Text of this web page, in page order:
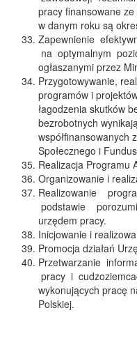
pracy finansowane
w danym roku są
Zapewnienie
na optymalnym
ogłaszanymi przez
Przygotowywanie,
programów i
łagodzenia skutków
bezrobotnych
współfinansowanych
Społecznego i
Realizacja Programu
Organizowanie i
Realizowanie
podstawie
urzędem pracy.
Inicjowanie i
Promocja działań
Przetwarzanie
pracy i
wykonujących pracę
Polskiej.